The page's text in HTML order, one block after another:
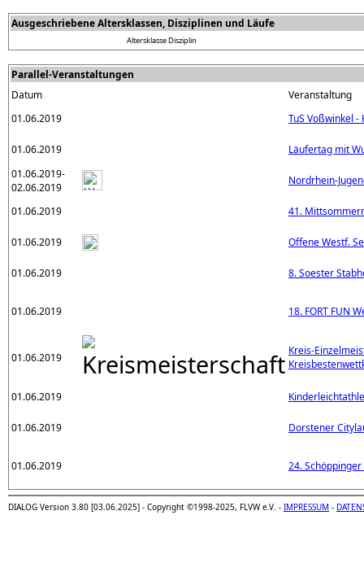
Ausgeschriebene Altersklassen, Disziplinen und Läufe
AltersklasseDisziplin
Parallel-Veranstaltungen
Datum
Veranstaltung
01.06.2019
TuS Voßwinkel
01.06.2019
Läufertag mit
01.06.2019-
02.06.2019
Nordrhein-
01.06.2019 41.
01.06.2019 Offene Westf.
01.06.2019 8. Soester
01.06.2019 18. FORT FUN
01.06.2019
Kreis-
01.06.2019
01.06.2019 Dorstener
01.06.2019 24.
DIALOG Version 3.80 [03.06.2025] - Copyright ©1998-2025, FLVW e.V. - IMPRESSUM -